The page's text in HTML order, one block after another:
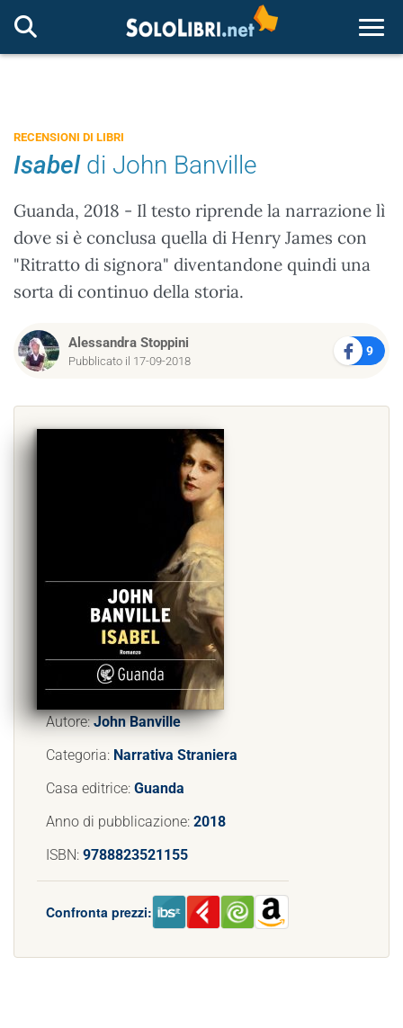
RECENSIONI DI LIBRI
Isabeldi John Banville
Guanda, 2018 - Il testo riprende la narrazione lì
dove si è conclusa quella di Henry James con
"Ritratto di signora" diventandone quindi una
sorta di continuo della storia.
Alessandra Stoppini
Pubblicato il 17-09-2018
9
Autore:John Banville
Categoria: Narrativa Straniera
Casa editrice: Guanda
Anno di pubblicazione: 2018
ISBN: 9788823521155
Confronta prezzi: